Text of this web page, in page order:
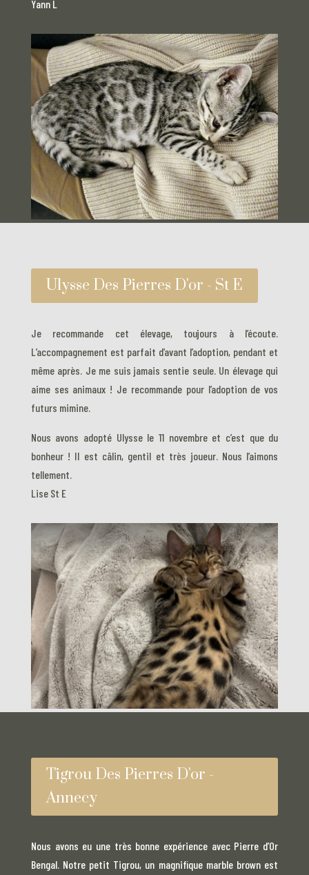
Yann L
Ulysse Des Pierres D'or - St E
Je recommande cet élevage, toujours à l’écoute.
L’accompagnement est parfait d’avant l’adoption, pendant et
même après. Je me suis jamais sentie seule. Un élevage qui
aime ses animaux ! Je recommande pour l’adoption de vos
futurs mimine.
Nous avons adopté Ulysse le 11 novembre et c’est que du
bonheur ! Il est câlin, gentil et très joueur. Nous l’aimons
tellement.
Lise St E
Tigrou Des Pierres D'or -
Annecy
Nous avons eu une très bonne expérience avec Pierre d’Or
Bengal. Notre petit Tigrou, un magnifique marble brown est